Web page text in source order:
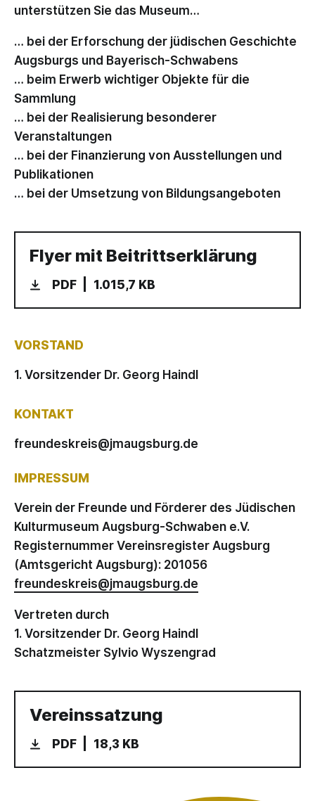
unterstützen Sie das Museum…
… bei der Erforschung der jüdischen Geschichte
Augsburgs und Bayerisch-Schwabens
… beim Erwerb wichtiger Objekte für die
Sammlung
… bei der Realisierung besonderer
Veranstaltungen
… bei der Finanzierung von Ausstellungen und
Publikationen
… bei der Umsetzung von Bildungsangeboten
Flyer mit Beitrittserklärung
PDF 1.015,7 KB
VORSTAND
1. Vorsitzender Dr. Georg Haindl
KONTAKT
freundeskreis@jmaugsburg.de
IMPRESSUM
Verein der Freunde und Förderer des Jüdischen
Kulturmuseum Augsburg-Schwaben e.V.
Registernummer Vereinsregister Augsburg
(Amtsgericht Augsburg): 201056
freundeskreis@jmaugsburg.de
Vertreten durch
1. Vorsitzender Dr. Georg Haindl
Schatzmeister Sylvio Wyszengrad
Vereinssatzung
PDF 18,3 KB